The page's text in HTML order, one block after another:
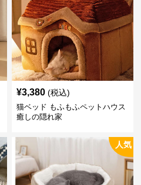
¥3,380 (税込)
猫ベッド もふもふペットハウス
癒しの隠れ家
人気